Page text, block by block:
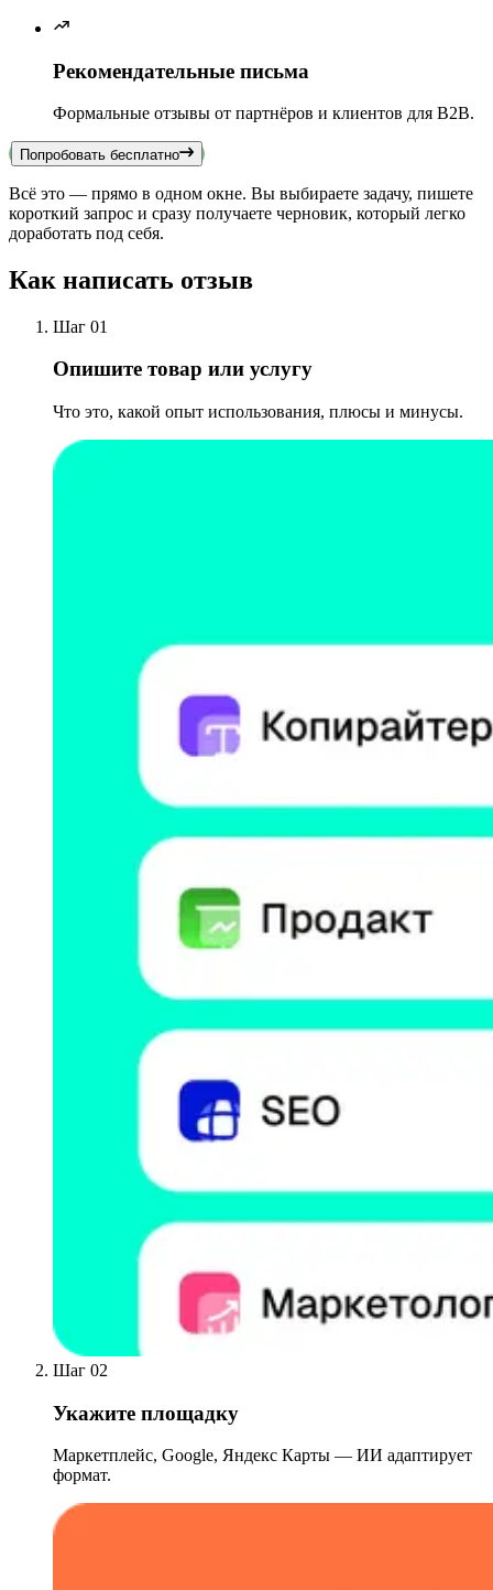
Рекомендательные письма
Формальные отзывы от партнёров и клиентов для B2B.
Попробовать бесплатно
Всё это — прямо в одном окне. Вы выбираете задачу, пишете
короткий запрос и сразу получаете черновик, который легко
доработать под себя.
Как написать отзыв
Шаг 01
Опишите товар или услугу
Что это, какой опыт использования, плюсы и минусы.
Шаг 02
Укажите площадку
Маркетплейс, Google, Яндекс Карты — ИИ адаптирует
формат.